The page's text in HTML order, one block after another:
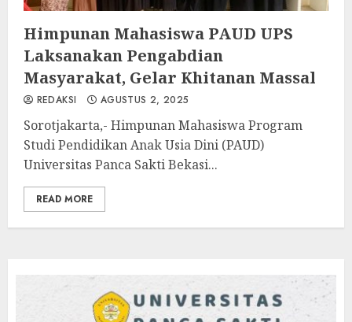
Himpunan Mahasiswa PAUD UPS
Laksanakan Pengabdian
Masyarakat, Gelar Khitanan Massal
REDAKSI AGUSTUS 2, 2025
Sorotjakarta,- Himpunan Mahasiswa Program
Studi Pendidikan Anak Usia Dini (PAUD)
Universitas Panca Sakti Bekasi...
READ MORE